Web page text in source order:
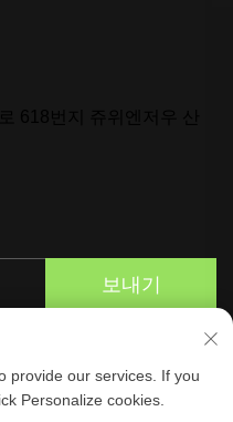
보내기
provide our services. If you
Personalize cookies.